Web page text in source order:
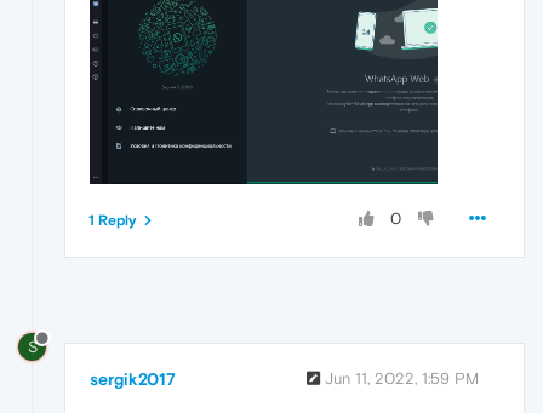
0
1 Reply
S
sergik2017 Jun 11, 2022, 1:59 PM